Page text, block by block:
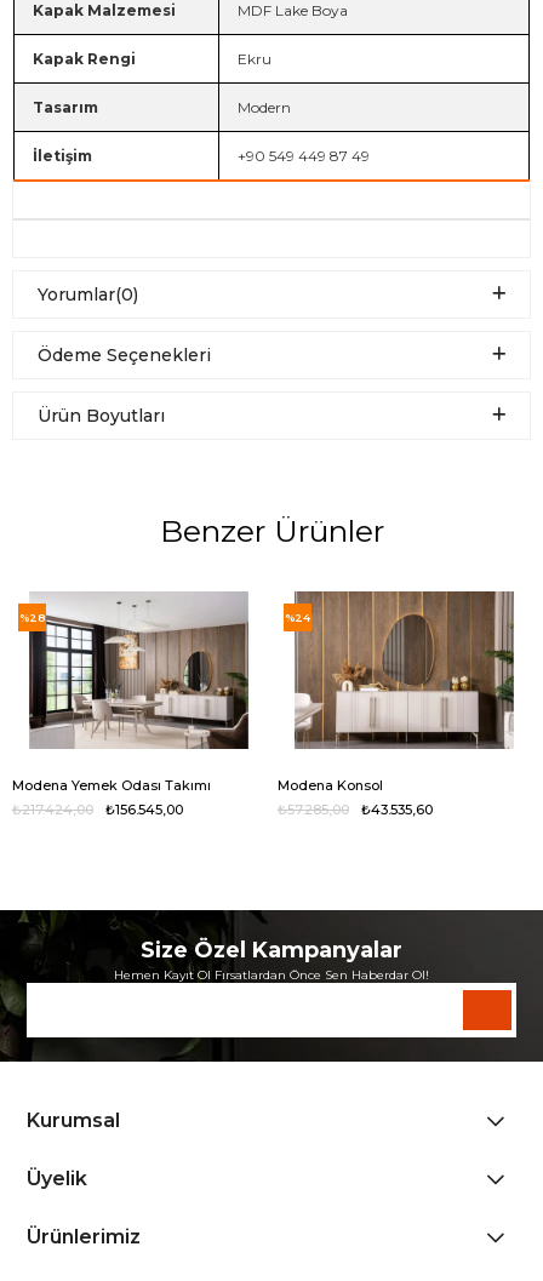
Kapak Malzemesi MDF Lake Boya
Kapak Rengi Ekru
Tasarım Modern
İletişim +90 549 449 87 49
Yorumlar(0)
Ödeme Seçenekleri
Ürün Boyutları
Benzer Ürünler
Modena Yemek Odası Takımı
₺156.545,00
₺217.424,00
%28
Modena Konsol
₺43.535,60
₺57.285,00
%24
Size Özel Kampanyalar
Hemen Kayıt Ol Fırsatlardan Önce Sen Haberdar Ol!
Kurumsal
Üyelik
Ürünlerimiz